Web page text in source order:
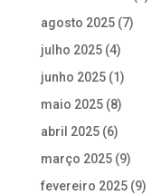
agosto 2025(7)
julho 2025(4)
junho 2025(1)
maio 2025(8)
abril 2025(6)
março 2025(9)
fevereiro 2025(9)